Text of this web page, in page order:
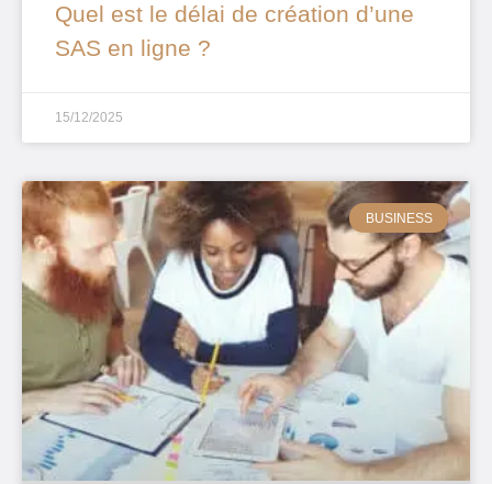
Quel est le délai de création d’une
SAS en ligne ?
15/12/2025
BUSINESS